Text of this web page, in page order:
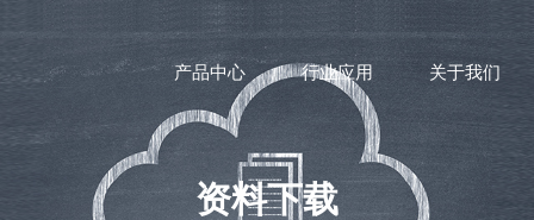
产品中心 行业应用 关于我们
资料下载